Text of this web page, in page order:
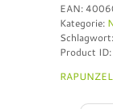
EAN:
Kategorie:
Schlagwort:
Product ID:
RAPUNZEL